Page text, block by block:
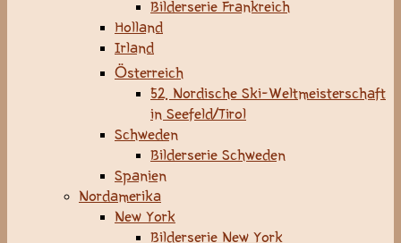
Bilderserie Frankreich
Holland
Irland
Österreich
52. Nordische Ski-Weltmeisterschaft
in Seefeld/Tirol
Schweden
Bilderserie Schweden
Spanien
Nordamerika
New York
Bilderserie New York